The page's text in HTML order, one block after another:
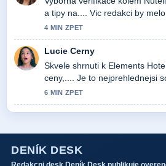
a tipy na.... Vic redakci by
4 MIN ZPET
Lucie Cerny
Skvele shrnuti k Elements
ceny,.... Je to nejprehlednejsi
videl.
6 MIN ZPET
DENÍK DESK